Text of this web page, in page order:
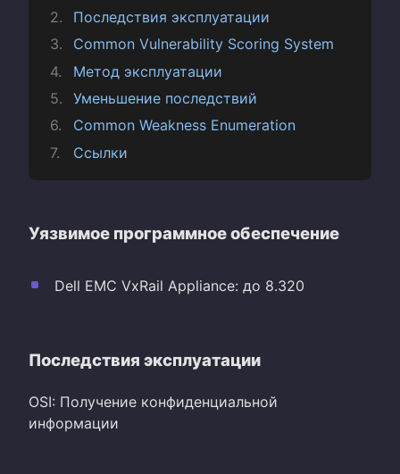
Последствия эксплуатации
Common Vulnerability Scoring System
Метод эксплуатации
Уменьшение последствий
Common Weakness Enumeration
Ссылки
Уязвимое программное обеспечение
Dell EMC VxRail Appliance: до 8.320
Последствия эксплуатации
OSI: Получение конфиденциальной
информации